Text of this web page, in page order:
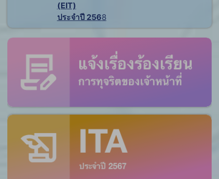
(EIT)
ประจำปี 2568